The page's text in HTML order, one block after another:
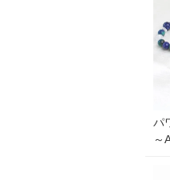
パ
～